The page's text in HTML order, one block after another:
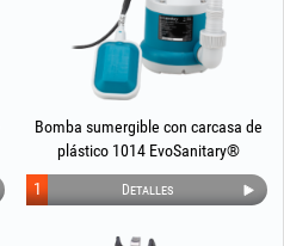
Bomba sumergible con carcasa de
plástico 1014 EvoSanitary®
Detalles
1